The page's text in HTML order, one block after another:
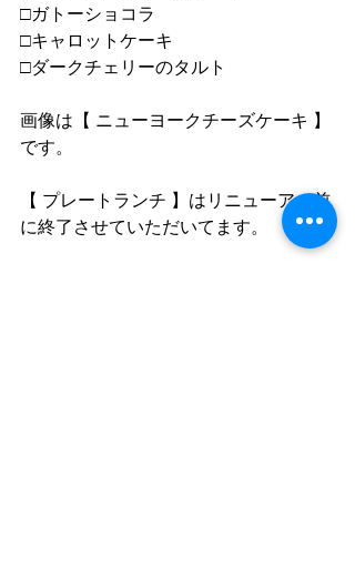
□ガトーショコラ
□キャロットケーキ
□ダークチェリーのタルト
画像は【 ニューヨークチーズケーキ 】
です。
【 プレートランチ 】はリニューアル前
に終了させていただいてます。